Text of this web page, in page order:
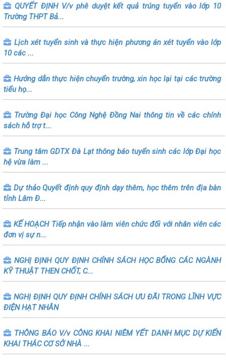
QUYẾT ĐỊNH V/v phê duyệt kết quả trúng tuyển vào lớp 10
Trường THPT Bả...
Lịch xét tuyển sinh và thực hiện phương án xét tuyển vào lớp
10 các ...
Hướng dẫn thực hiện chuyển trường, xin học lại tại các trường
tiểu họ...
Trường Đại học Công Nghệ Đồng Nai thông tin về các chính
sách hỗ trợ t...
Trung tâm GDTX Đà Lạt thông báo tuyển sinh các lớp Đại học
hệ vừa làm ...
Dự thảo Quyết định quy định dạy thêm, học thêm trên địa bàn
tỉnh Lâm Đ...
KẾ HOẠCH Tiếp nhận vào làm viên chức đối với nhân viên các
đơn vị sự n...
NGHỊ ĐỊNH QUY ĐỊNH CHÍNH SÁCH HỌC BỔNG CÁC NGÀNH
KỸ THUẬT THEN CHỐT, C...
NGHỊ ĐỊNH QUY ĐỊNH CHÍNH SÁCH ƯU ĐÃI TRONG LĨNH VỰC
ĐIỆN HẠT NHÂN
THÔNG BÁO V/v CÔNG KHAI NIÊM YẾT DANH MỤC DỰ KIẾN
KHAI THÁC CƠ SỞ NHÀ ...